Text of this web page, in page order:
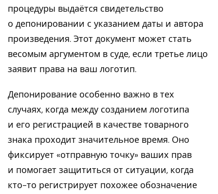
процедуры выдаётся свидетельство
о депонировании с указанием даты и автора
произведения. Этот документ может стать
весомым аргументом в суде, если третье лицо
заявит права на ваш логотип.
Депонирование особенно важно в тех
случаях, когда между созданием логотипа
и его регистрацией в качестве товарного
знака проходит значительное время. Оно
фиксирует «отправную точку» ваших прав
и помогает защититься от ситуации, когда
кто-то регистрирует похожее обозначение